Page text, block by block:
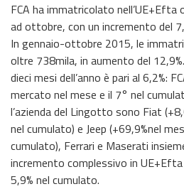
FCA ha immatricolato
ad ottobre, con un incremento del
In gennaio-ottobre 2015, le
oltre 738mila, in aumento del
dieci mesi dell’anno è pari al 6,2%:
mercato nel mese e il 7° nel
l’azienda del Lingotto sono Fiat
nel cumulato) e Jeep (+69,9%nel
cumulato), Ferrari e Maserati
incremento complessivo in
5,9% nel cumulato.